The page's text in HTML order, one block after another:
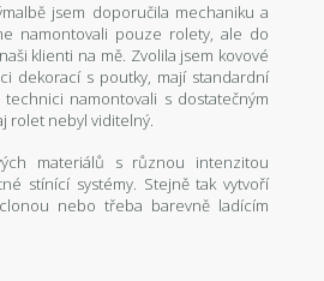
jsem doporučila mechaniku a
namontovali pouze rolety, ale do
klienti na mě. Zvolila jsem kovové
dekorací s poutky, mají standardní
namontovali s dostatečným
rolet nebyl viditelný.
materiálů s různou intenzitou
stínící systémy. Stejně tak vytvoří
nebo třeba barevně ladícím